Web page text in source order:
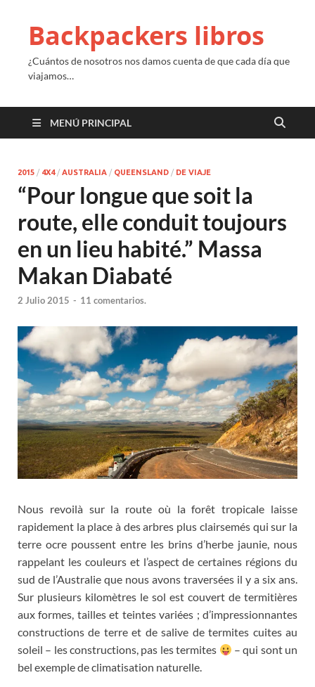
Backpackers libros
¿Cuántos de nosotros nos damos cuenta de que cada día que
viajamos…
MENÚ PRINCIPAL
2015 / 4X4/ AUSTRALIA / QUEENSLAND / DE VIAJE
“Pour longue que soit la
route, elle conduit toujours
en un lieu habité.” Massa
Makan Diabaté
2 Julio 2015 - 11 comentarios.
Nous revoilà sur la route où la forêt tropicale laisse
rapidement la place à des arbres plus clairsemés qui sur la
terre ocre poussent entre les brins d’herbe jaunie, nous
rappelant les couleurs et l’aspect de certaines régions du
sud de l’Australie que nous avons traversées il y a six ans.
Sur plusieurs kilomètres le sol est couvert de termitières
aux formes, tailles et teintes variées ;d’impressionnantes
constructions de terre et de salive de termites cuites au
soleil – les constructions, pas les termites –qui sont un
bel exemple de climatisation naturelle.